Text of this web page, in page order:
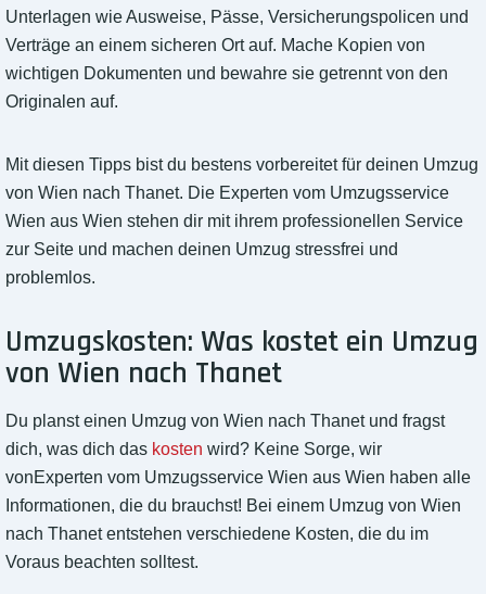
Unterlagen wie Ausweise, Pässe, Versicherungspolicen und
Verträge an einem sicheren Ort auf. Mache Kopien von
wichtigen Dokumenten und bewahre sie getrennt von den
Originalen auf.
Mit diesen Tipps bist du bestens vorbereitet für deinen Umzug
von Wien nach Thanet. Die Experten vom Umzugsservice
Wien aus Wien stehen dir mit ihrem professionellen Service
zur Seite und machen deinen Umzug stressfrei und
problemlos.
Umzugskosten: Was kostet ein Umzug
von Wien nach Thanet
Du planst einen Umzug von Wien nach Thanet und fragst
dich, was dich das kosten wird? Keine Sorge, wir
vonExperten vom Umzugsservice Wien aus Wien haben alle
Informationen, die du brauchst! Bei einem Umzug von Wien
nach Thanet entstehen verschiedene Kosten, die du im
Voraus beachten solltest.